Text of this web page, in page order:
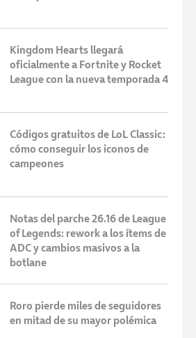
Kingdom Hearts llegará
oficialmente a Fortnite y Rocket
League con la nueva temporada 4
Códigos gratuitos de LoL Classic:
cómo conseguir los iconos de
campeones
Notas del parche 26.16 de League
of Legends: rework a los ítems de
ADC y cambios masivos a la
botlane
Roro pierde miles de seguidores
en mitad de su mayor polémica